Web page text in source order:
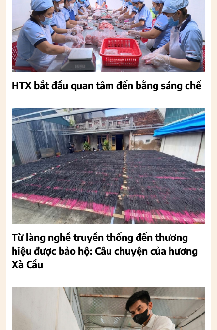
HTX bắt đầu quan tâm đến bằng sáng chế
Từ làng nghề truyền thống đến thương
hiệu được bảo hộ: Câu chuyện của hương
Xà Cầu